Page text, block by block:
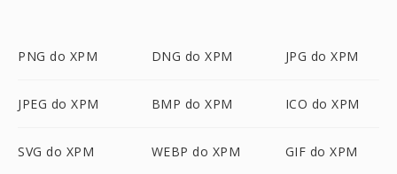
PNG do XPM DNG do XPM JPG do XPM
JPEG do XPM BMP do XPM ICO do XPM
SVG do XPM WEBP do XPM GIF do XPM